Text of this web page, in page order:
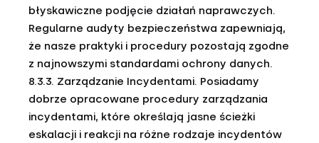
błyskawiczne podjęcie działań naprawczych.
Regularne audyty bezpieczeństwa zapewniają,
że nasze praktyki i procedury pozostają zgodne
z najnowszymi standardami ochrony danych.
8.3.3. Zarządzanie Incydentami. Posiadamy
dobrze opracowane procedury zarządzania
incydentami, które określają jasne ścieżki
eskalacji i reakcji na różne rodzaje incydentów